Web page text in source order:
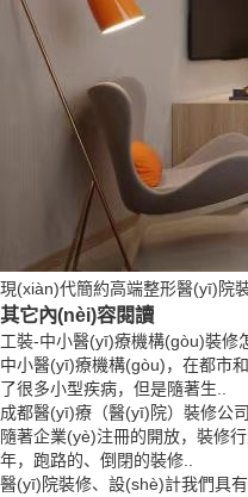
現(xiàn)代簡約高端整形醫(yī)院
其它內(nèi)容閱讀
工裝-中小醫(yī)療機構(gòu)裝修
中小醫(yī)療機構(gòu)，在都市
了很多小型疾病，但是隨著生..
成都醫(yī)療（醫(yī)院）裝修公
隨著企業(yè)注冊的開放，裝修
年，跑路的、倒閉的裝修..
醫(yī)院裝修、設(shè)計我們具